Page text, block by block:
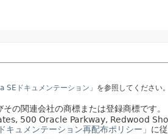
SEドキュメンテーション」 を参照してください
の関連会社の商標または登録商標です。
500 Oracle Parkway, Redwood
ドキュメンテーション再配布ポリシー」 に